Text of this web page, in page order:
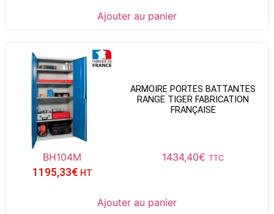
Ajouter au panier
ARMOIRE PORTES BATTANTES
RANGE TIGER FABRICATION
FRANÇAISE
BH104M 1434,40€ TTC
1195,33€ HT
Ajouter au panier